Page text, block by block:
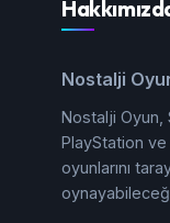
Nostalji
Nostalji Oyun,
PlayStation
oyunlarını